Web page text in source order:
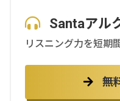
Santaアル
リスニング力を短期
無